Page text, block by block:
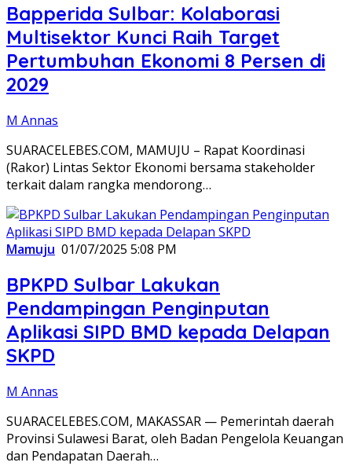
Bapperida Sulbar: Kolaborasi
Multisektor Kunci Raih Target
Pertumbuhan Ekonomi 8 Persen di
2029
M Annas
SUARACELEBES.COM, MAMUJU – Rapat Koordinasi
(Rakor) Lintas Sektor Ekonomi bersama stakeholder
terkait dalam rangka mendorong…
Mamuju 01/07/2025 5:08 PM
BPKPD Sulbar Lakukan
Pendampingan Penginputan
Aplikasi SIPD BMD kepada Delapan
SKPD
M Annas
SUARACELEBES.COM, MAKASSAR — Pemerintah daerah
Provinsi Sulawesi Barat, oleh Badan Pengelola Keuangan
dan Pendapatan Daerah…